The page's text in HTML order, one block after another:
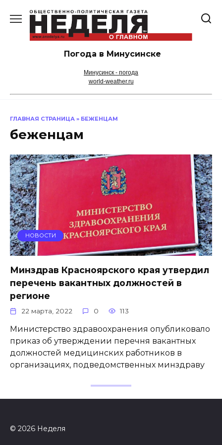
содержанию
Погода в Минусинске
Минусинск - погода
world-weather.ru
ГЛАВНАЯ СТРАНИЦА » БЕЖЕНЦАМ
беженцам
НОВОСТИ
Минздрав Красноярского края утвердил
перечень вакантных должностей в
регионе
22 марта, 2022 0 113
Министерство здравоохранения опубликовало
приказ об утверждении перечня вакантных
должностей медицинских работников в
организациях, подведомственных минздраву
© 2026 Неделя